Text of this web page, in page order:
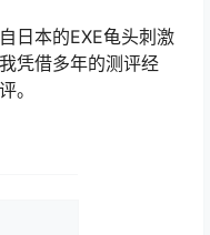
日本的EXE龟头刺激
凭借多年的测评经
。